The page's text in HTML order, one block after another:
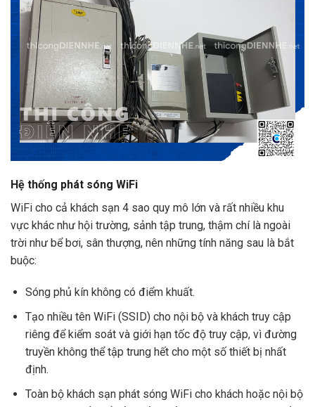
Hệ thống phát sóng WiFi
WiFi cho cả khách sạn 4 sao quy mô lớn và rất nhiều khu
vực khác như hội trường, sảnh tập trung, thậm chí là ngoài
trời như bể bơi, sân thượng, nên những tính năng sau là bắt
buộc:
Sóng phủ kín không có điểm khuất.
Tạo nhiều tên WiFi (SSID) cho nội bộ và khách truy cập
riêng để kiểm soát và giới hạn tốc độ truy cập, vì đường
truyền không thể tập trung hết cho một số thiết bị nhất
định.
Toàn bộ khách sạn phát sóng WiFi cho khách hoặc nội bộ